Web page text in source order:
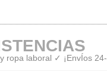
ropa laboral ✓ ¡EnvÍos